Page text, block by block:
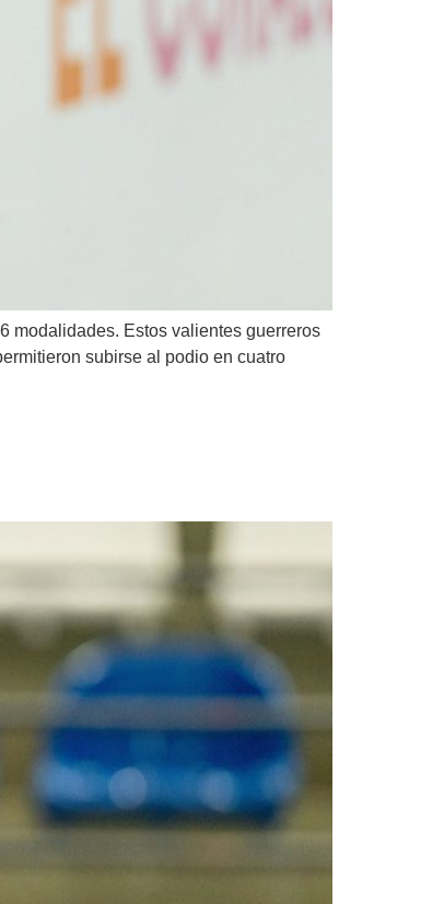
modalidades. Estos valientes guerreros
subirse al podio en cuatro